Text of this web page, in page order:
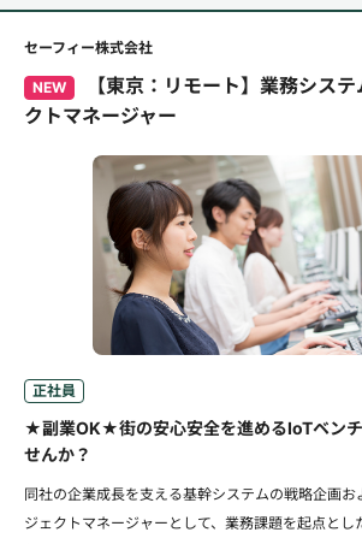
セーフィー株式会社
NEW
【東京：リモート】業務シス
クトマネージャー
正社員
★副業OK★街の安心安全を進めるIoTベン
せんか？
同社の企業成長を支える基幹システムの戦略企画お
ジェクトマネージャーとして、業務課題を起点とし